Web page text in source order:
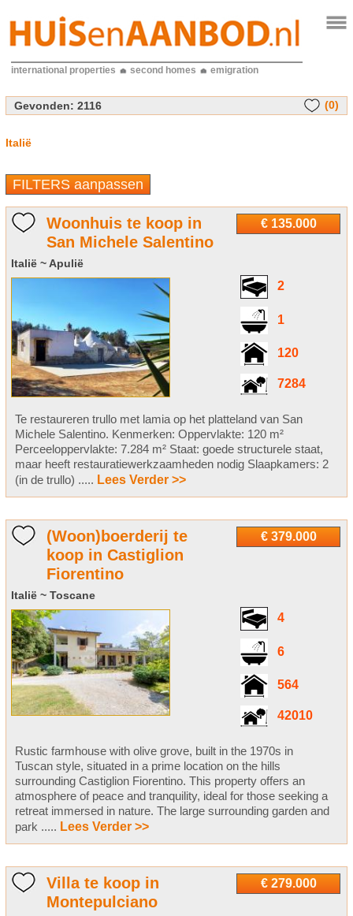
international properties second homes emigration
Gevonden: 2116 (0)
Italië
FILTERS aanpassen
€ 135.000
Woonhuis te koop in
San Michele Salentino
Italië ~ Apulië
2
1
120
7284
Te restaureren trullo met lamia op het platteland van San
Michele Salentino. Kenmerken: Oppervlakte: 120 m²
Perceeloppervlakte: 7.284 m² Staat: goede structurele staat,
maar heeft restauratiewerkzaamheden nodig Slaapkamers: 2
(in de trullo) ..... Lees Verder >>
€ 379.000
(Woon)boerderij te
koop in Castiglion
Fiorentino
Italië ~ Toscane
4
6
564
42010
Rustic farmhouse with olive grove, built in the 1970s in
Tuscan style, situated in a prime location on the hills
surrounding Castiglion Fiorentino. This property offers an
atmosphere of peace and tranquility, ideal for those seeking a
retreat immersed in nature. The large surrounding garden and
park ..... Lees Verder >>
€ 279.000
Villa te koop in
Montepulciano